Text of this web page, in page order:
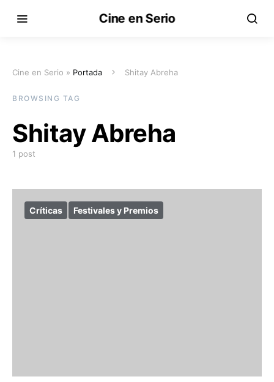
Cine en Serio
Cine en Serio » Portada Shitay Abreha
BROWSING TAG
Shitay Abreha
1 post
Críticas Festivales y Premios